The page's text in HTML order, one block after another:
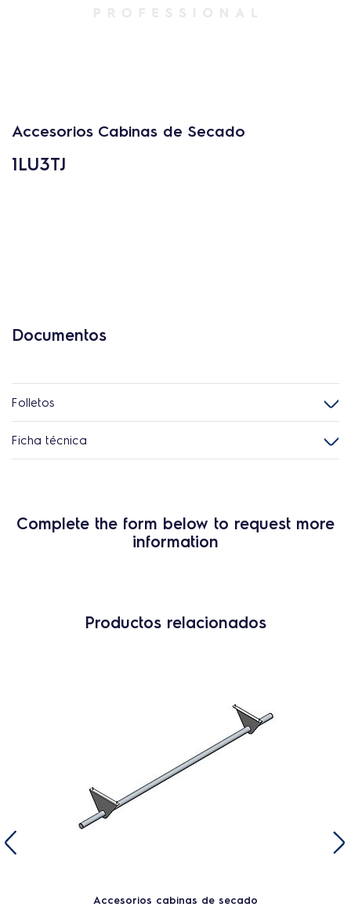
Accesorios Cabinas de Secado
1LU3TJ
Documentos
Folletos
Ficha técnica
Complete the form below to request more
information
Productos relacionados
Accesorios cabinas de secado